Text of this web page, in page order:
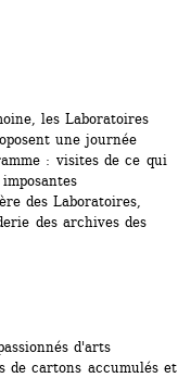
les Laboratoires
une journée
: visites de ce qui
des Laboratoires,
des archives des
d'arts
de cartons accumulés et